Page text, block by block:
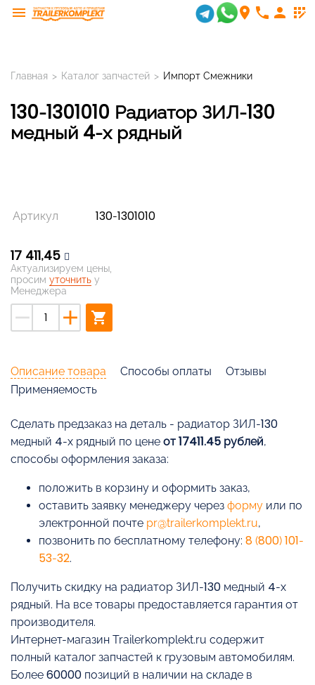
menu room phone person app_registration
Главная > Каталог запчастей > Импорт Смежники
130-1301010 Радиатор ЗИЛ-130
медный 4-х рядный
Артикул 130-1301010
17 411,45
Актуализируем цены,
просим уточнить у
Менеджера
remove add shopping_cart
Описание товара Способы оплаты
Отзывы
Применяемость
Cделать предзаказ на деталь - радиатор ЗИЛ-130
медный 4-х рядный по цене от 17411.45 рублей,
способы оформления заказа:
положить в корзину и оформить заказ,
оставить заявку менеджеру через форму или по
электронной почте pr@trailerkomplekt.ru,
позвонить по бесплатному телефону: 8 (800) 101-
53-32.
Получить скидку на радиатор ЗИЛ-130 медный 4-х
рядный. На все товары предоставляется гарантия от
производителя.
Интернет-магазин Trailerkomplekt.ru содержит
полный каталог запчастей к грузовым автомобилям.
Более 60000 позиций в наличии на складе в